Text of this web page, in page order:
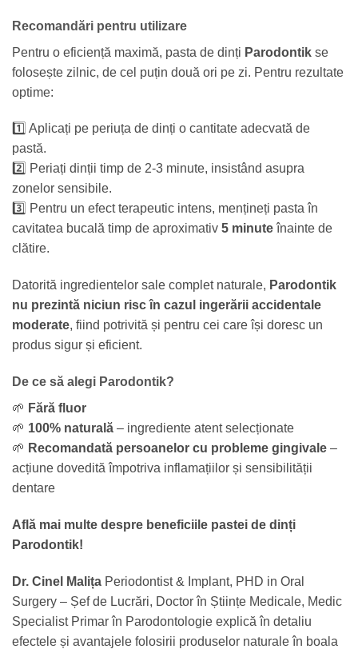
Recomandări pentru utilizare
Pentru o eficiență maximă, pasta de dinți Parodontik se
folosește zilnic, de cel puțin două ori pe zi. Pentru rezultate
optime:
1️⃣ Aplicați pe periuța de dinți o cantitate adecvată de
pastă.
2️⃣ Periați dinții timp de 2-3 minute, insistând asupra
zonelor sensibile.
3️⃣ Pentru un efect terapeutic intens, mențineți pasta în
cavitatea bucală timp de aproximativ 5 minuteînainte de
clătire.
Datorită ingredientelor sale complet naturale, Parodontik
nu prezintă niciun risc în cazul ingerării accidentale
moderate, fiind potrivită și pentru cei care își doresc un
produs sigur și eficient.
De ce să alegi Parodontik?
🌱 Fără fluor
🌱 100% naturală – ingrediente atent selecționate
🌱 Recomandată persoanelor cu probleme gingivale –
acțiune dovedită împotriva inflamațiilor și sensibilității
dentare
Află mai multe despre beneficiile pastei de dinți
Parodontik!
Dr. Cinel Malița Periodontist & Implant, PHD in Oral
Surgery – Șef de Lucrări, Doctor în Științe Medicale, Medic
Specialist Primar în Parodontologie explică în detaliu
efectele și avantajele folosirii produselor naturale în boala